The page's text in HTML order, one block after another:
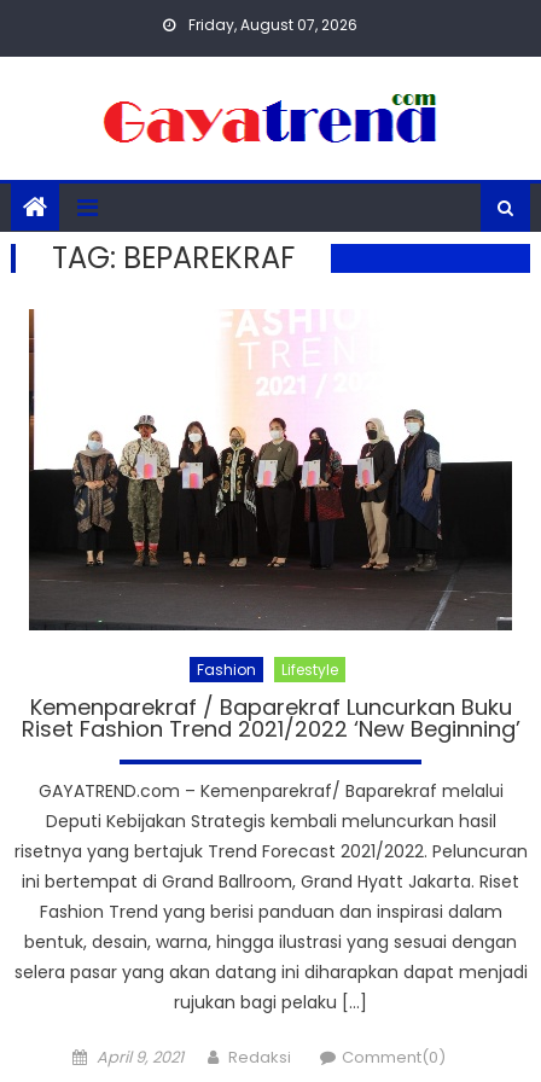
Friday, August 07, 2026
TAG: BEPAREKRAF
Fashion Lifestyle
Kemenparekraf / Baparekraf Luncurkan Buku
Riset Fashion Trend 2021/2022 ‘New Beginning’
GAYATREND.com – Kemenparekraf/ Baparekraf melalui
Deputi Kebijakan Strategis kembali meluncurkan hasil
risetnya yang bertajuk Trend Forecast 2021/2022. Peluncuran
ini bertempat di Grand Ballroom, Grand Hyatt Jakarta. Riset
Fashion Trend yang berisi panduan dan inspirasi dalam
bentuk, desain, warna, hingga ilustrasi yang sesuai dengan
selera pasar yang akan datang ini diharapkan dapat menjadi
rujukan bagi pelaku […]
Posted
April 9, 2021 Author
Redaksi Comment(0)